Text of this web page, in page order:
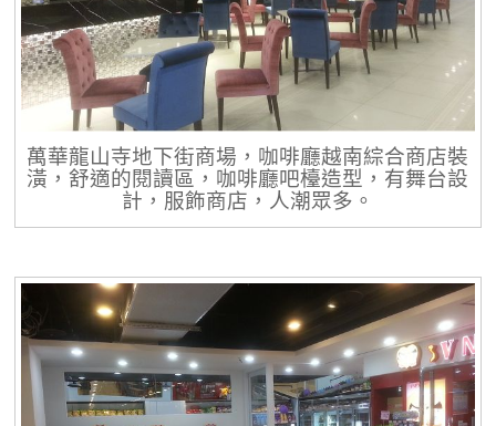
萬華龍山寺地下街商場，咖啡廳越南綜合商店裝
潢，舒適的閱讀區，咖啡廳吧檯造型，有舞台設
計，服飾商店，人潮眾多。